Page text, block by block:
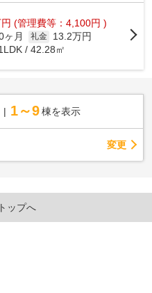
...
円 (管理費等：4,100円 )
ヶ月 礼金
13.2万円
/ 42.28㎡
1～9 棟を表示
変更
ップへ